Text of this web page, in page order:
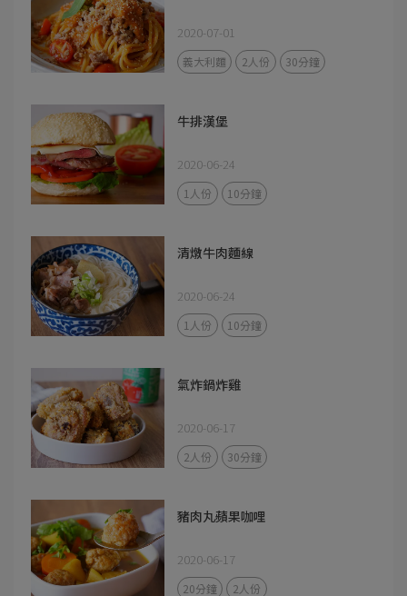
2020-07-01
義大利麵 2人份 30分鐘
牛排漢堡
2020-06-24
1人份 10分鐘
清燉牛肉麵線
2020-06-24
1人份 10分鐘
氣炸鍋炸雞
2020-06-17
2人份 30分鐘
豬肉丸蘋果咖哩
2020-06-17
20分鐘 2人份